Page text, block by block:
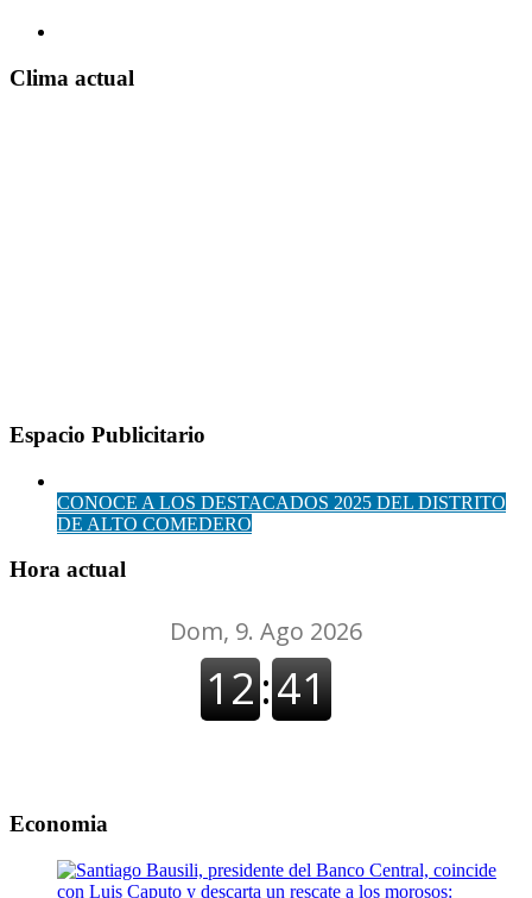
Clima actual
Espacio Publicitario
CONOCE A LOS DESTACADOS 2025 DEL DISTRITO
DE ALTO COMEDERO
Hora actual
Economia